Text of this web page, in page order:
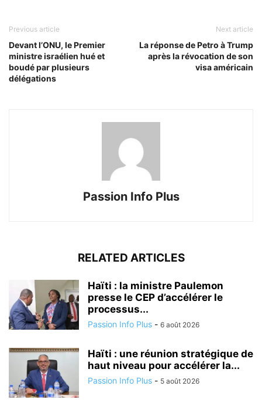
Previous article
Devant l’ONU, le Premier
ministre israélien hué et
boudé par plusieurs
délégations
Next article
La réponse de Petro à Trump
après la révocation de son
visa américain
Passion Info Plus
RELATED ARTICLES
Haïti : la ministre Paulemon
presse le CEP d’accélérer le
processus...
Passion Info Plus - 6 août 2026
Haïti : une réunion stratégique de
haut niveau pour accélérer la...
Passion Info Plus - 5 août 2026